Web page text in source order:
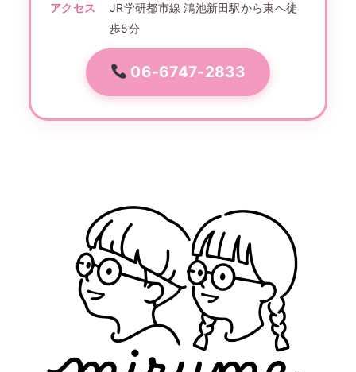
アクセス
JR学研都市線 鴻池新田駅から東へ徒
歩5分
06-6747-2833